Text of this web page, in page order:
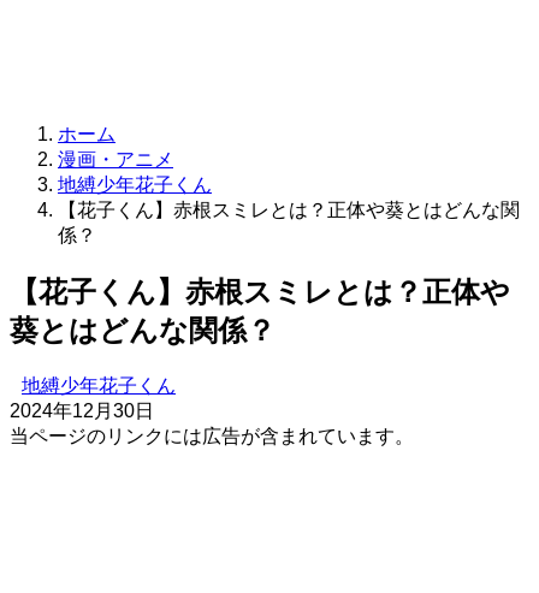
ホーム
漫画・アニメ
地縛少年花子くん
【花子くん】赤根スミレとは？正体や葵とはどんな関
係？
【花子くん】赤根スミレとは？正体や
葵とはどんな関係？
地縛少年花子くん
2024年12月30日
当ページのリンクには広告が含まれています。